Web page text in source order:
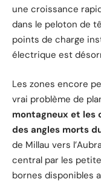
une croissance
dans le peloton de
points de charge
électrique est
Les zones encore
vrai problème de
montagneux et les
des angles morts
de Millau vers
central par les
bornes disponibles